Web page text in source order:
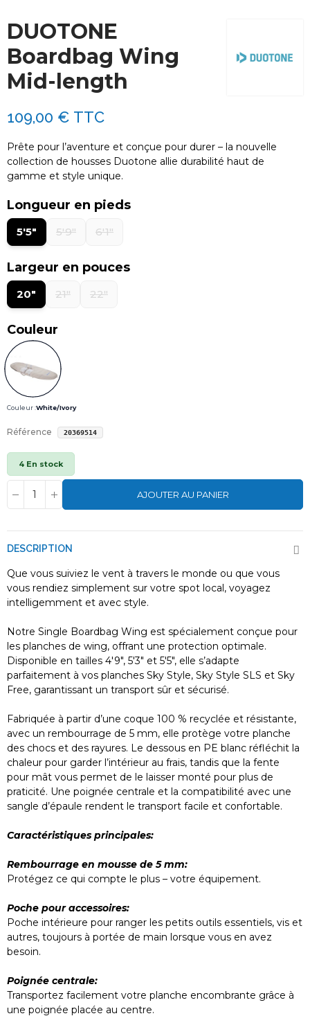
DUOTONE
Boardbag Wing
Mid-length
109,00 € TTC
Prête pour l’aventure et conçue pour durer – la nouvelle
collection de housses Duotone allie durabilité haut de
gamme et style unique.
Longueur en pieds
5'5" 5'9" 6'1"
Largeur en pouces
20" 21" 22"
Couleur
Couleur :White/Ivory
Référence 20369514
4 En stock
AJOUTER AU PANIER
DESCRIPTION
Que vous suiviez le vent à travers le monde ou que vous
vous rendiez simplement sur votre spot local, voyagez
intelligemment et avec style.
Notre Single Boardbag Wing est spécialement conçue pour
les planches de wing, offrant une protection optimale.
Disponible en tailles 4'9", 5'3" et 5'5", elle s’adapte
parfaitement à vos planches Sky Style, Sky Style SLS et Sky
Free, garantissant un transport sûr et sécurisé.
Fabriquée à partir d’une coque 100 % recyclée et résistante,
avec un rembourrage de 5 mm, elle protège votre planche
des chocs et des rayures. Le dessous en PE blanc réfléchit la
chaleur pour garder l’intérieur au frais, tandis que la fente
pour mât vous permet de le laisser monté pour plus de
praticité. Une poignée centrale et la compatibilité avec une
sangle d’épaule rendent le transport facile et confortable.
Caractéristiques principales:
Rembourrage en mousse de 5 mm:
Protégez ce qui compte le plus – votre équipement.
Poche pour accessoires:
Poche intérieure pour ranger les petits outils essentiels, vis et
autres, toujours à portée de main lorsque vous en avez
besoin.
Poignée centrale:
Transportez facilement votre planche encombrante grâce à
une poignée placée au centre.